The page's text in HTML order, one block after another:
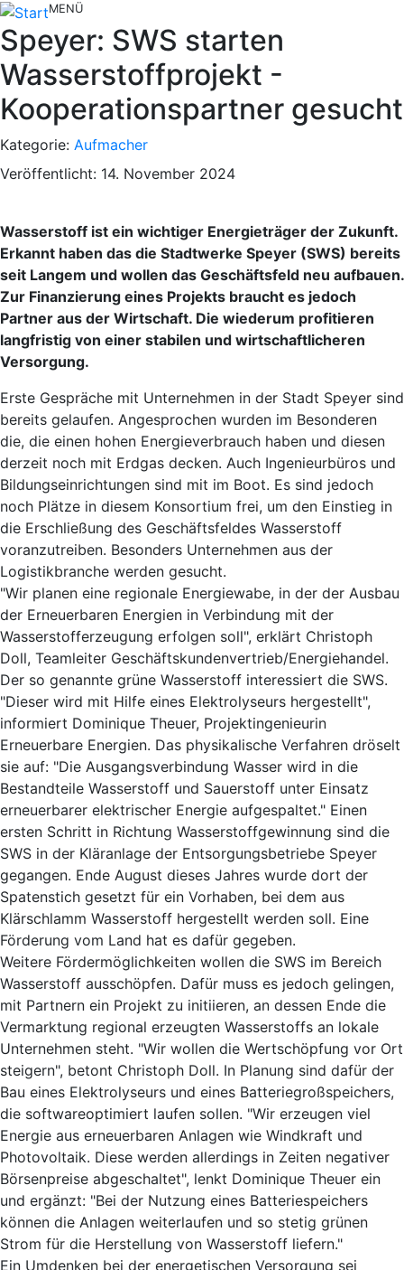
MENÜ
Speyer: SWS starten
Wasserstoffprojekt -
Kooperationspartner gesucht
Kategorie: Aufmacher
Veröffentlicht: 14. November 2024
Wasserstoff ist ein wichtiger Energieträger der Zukunft.
Erkannt haben das die Stadtwerke Speyer (SWS) bereits
seit Langem und wollen das Geschäftsfeld neu aufbauen.
Zur Finanzierung eines Projekts braucht es jedoch
Partner aus der Wirtschaft. Die wiederum profitieren
langfristig von einer stabilen und wirtschaftlicheren
Versorgung.
Erste Gespräche mit Unternehmen in der Stadt Speyer sind
bereits gelaufen. Angesprochen wurden im Besonderen
die, die einen hohen Energieverbrauch haben und diesen
derzeit noch mit Erdgas decken. Auch Ingenieurbüros und
Bildungseinrichtungen sind mit im Boot. Es sind jedoch
noch Plätze in diesem Konsortium frei, um den Einstieg in
die Erschließung des Geschäftsfeldes Wasserstoff
voranzutreiben. Besonders Unternehmen aus der
Logistikbranche werden gesucht.
"Wir planen eine regionale Energiewabe, in der der Ausbau
der Erneuerbaren Energien in Verbindung mit der
Wasserstofferzeugung erfolgen soll", erklärt Christoph
Doll, Teamleiter Geschäftskundenvertrieb/Energiehandel.
Der so genannte grüne Wasserstoff interessiert die SWS.
"Dieser wird mit Hilfe eines Elektrolyseurs hergestellt",
informiert Dominique Theuer, Projektingenieurin
Erneuerbare Energien. Das physikalische Verfahren dröselt
sie auf: "Die Ausgangsverbindung Wasser wird in die
Bestandteile Wasserstoff und Sauerstoff unter Einsatz
erneuerbarer elektrischer Energie aufgespaltet." Einen
ersten Schritt in Richtung Wasserstoffgewinnung sind die
SWS in der Kläranlage der Entsorgungsbetriebe Speyer
gegangen. Ende August dieses Jahres wurde dort der
Spatenstich gesetzt für ein Vorhaben, bei dem aus
Klärschlamm Wasserstoff hergestellt werden soll. Eine
Förderung vom Land hat es dafür gegeben.
Weitere Fördermöglichkeiten wollen die SWS im Bereich
Wasserstoff ausschöpfen. Dafür muss es jedoch gelingen,
mit Partnern ein Projekt zu initiieren, an dessen Ende die
Vermarktung regional erzeugten Wasserstoffs an lokale
Unternehmen steht. "Wir wollen die Wertschöpfung vor Ort
steigern", betont Christoph Doll. In Planung sind dafür der
Bau eines Elektrolyseurs und eines Batteriegroßspeichers,
die softwareoptimiert laufen sollen. "Wir erzeugen viel
Energie aus erneuerbaren Anlagen wie Windkraft und
Photovoltaik. Diese werden allerdings in Zeiten negativer
Börsenpreise abgeschaltet", lenkt Dominique Theuer ein
und ergänzt: "Bei der Nutzung eines Batteriespeichers
können die Anlagen weiterlaufen und so stetig grünen
Strom für die Herstellung von Wasserstoff liefern."
Ein Umdenken bei der energetischen Versorgung sei